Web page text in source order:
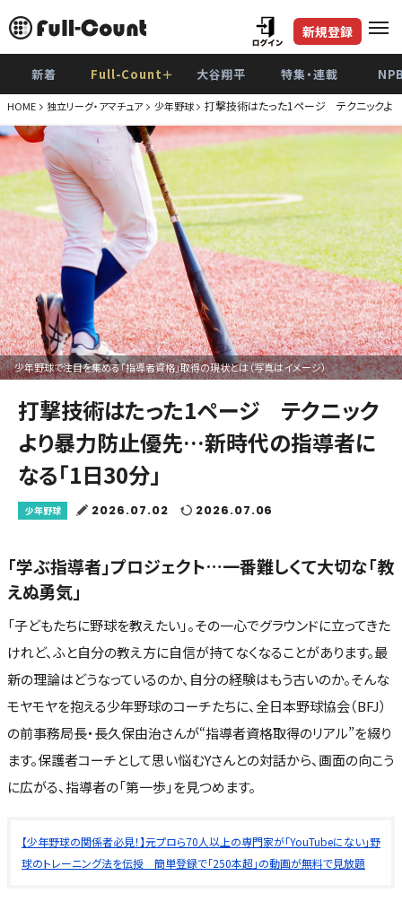
新規登録
新着 Full-Count＋ 大谷翔平 特集・連載
HOME 独立リーグ・アマチュア 少年野球 打撃技術はたった1ページ テクニックよ
少年野球で注目を集める「指導者資格」取得の現状とは（写真はイメージ）
打撃技術はたった1ページ テクニック
より暴力防止優先…新時代の指導者に
なる「1日30分」
少年野球 2026.07.02 2026.07.06
「学ぶ指導者」プロジェクト…一番難しくて大切な「教
えぬ勇気」
「子どもたちに野球を教えたい」。その一心でグラウンドに立ってきた
けれど、ふと自分の教え方に自信が持てなくなることがあります。最
新の理論はどうなっているのか、自分の経験はもう古いのか。そんな
モヤモヤを抱える少年野球のコーチたちに、全日本野球協会（BFJ）
の前事務局長・長久保由治さんが“指導者資格取得のリアル”を綴り
ます。保護者コーチとして思い悩むYさんとの対話から、画面の向こう
に広がる、指導者の「第一歩」を見つめます。
【少年野球の関係者必見！】元プロら70人以上の専門家が「YouTubeにない」野
球のトレーニング法を伝授 簡単登録で「250本超」の動画が無料で見放題